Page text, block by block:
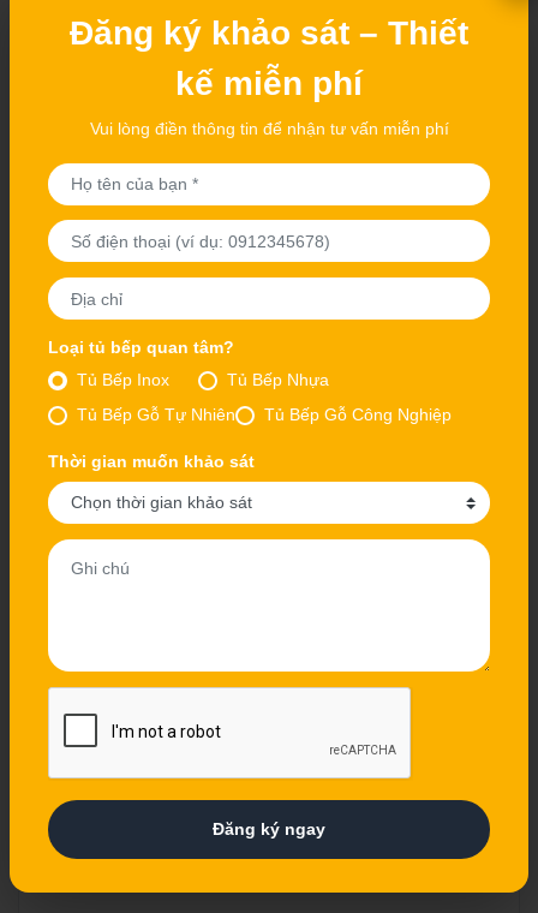
Tủ bếp inox cánh Laminate - bếp xinh, bền chắc, chuẩn
gu hiện đại
Tủ bếp thùng inox 304 cánh Acrylic nhà cô Chung - Bắc
Đăng ký khảo sát – Thiết
kế miễn phí
Vui lòng điền thông tin để nhận tư vấn miễn phí
Loại tủ bếp quan tâm?
Tủ Bếp Inox
Tủ Bếp Nhựa
Tủ Bếp Gỗ Tự Nhiên
Tủ Bếp Gỗ Công Nghiệp
Thời gian muốn khảo sát
Đăng ký ngay